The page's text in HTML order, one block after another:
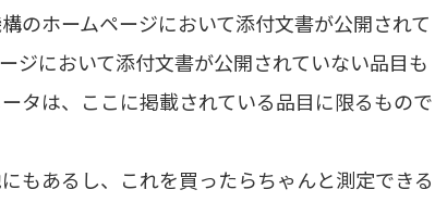
のホームページにおいて添付文書が公開されて
ジにおいて添付文書が公開されていない品目も
タは、ここに掲載されている品目に限るもので
もあるし、これを買ったらちゃんと測定できる